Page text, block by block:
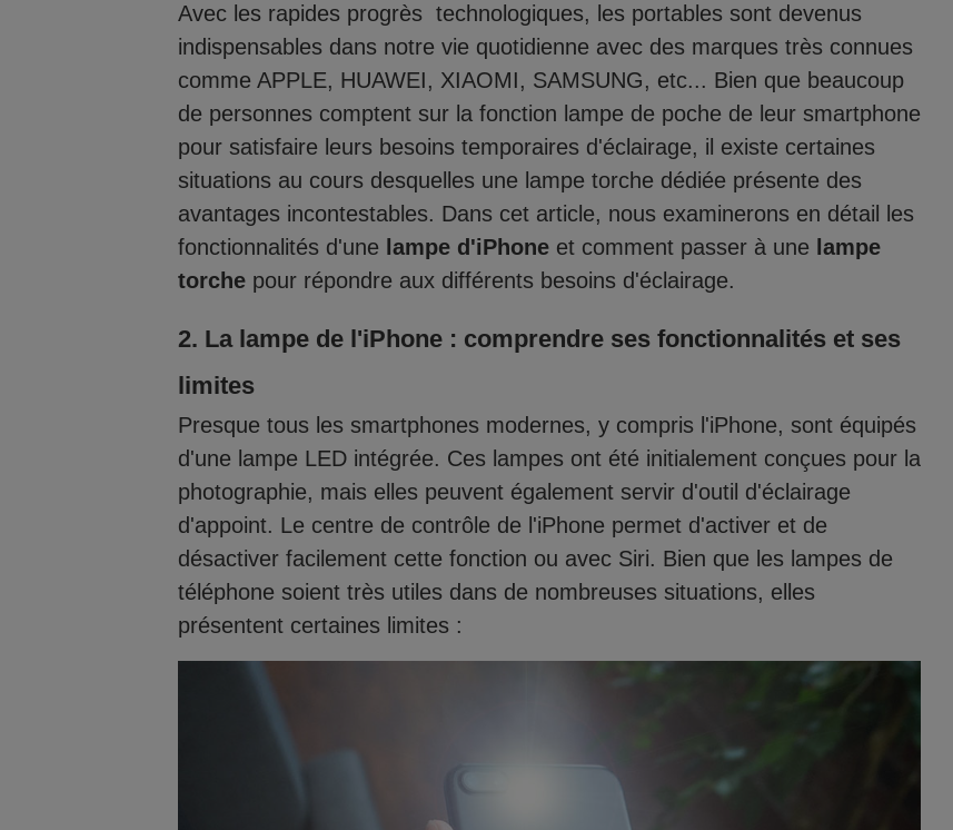
Avec les rapides progrès technologiques, les portables sont devenus
indispensables dans notre vie quotidienne avec des marques très connues
comme APPLE, HUAWEI, XIAOMI, SAMSUNG, etc... Bien que beaucoup
de personnes comptent sur la fonction lampe de poche de leur smartphone
pour satisfaire leurs besoins temporaires d'éclairage, il existe certaines
situations au cours desquelles une lampe torche dédiée présente des
avantages incontestables. Dans cet article, nous examinerons en détail les
fonctionnalités d'une lampe d'iPhone et comment passer à une lampe
torche pour répondre aux différents besoins d'éclairage.
2. La lampe de l'iPhone : comprendre ses fonctionnalités et ses
limites
Presque tous les smartphones modernes, y compris l'iPhone, sont équipés
d'une lampe LED intégrée. Ces lampes ont été initialement conçues pour la
photographie, mais elles peuvent également servir d'outil d'éclairage
d'appoint. Le centre de contrôle de l'iPhone permet d'activer et de
désactiver facilement cette fonction ou avec Siri. Bien que les lampes de
téléphone soient très utiles dans de nombreuses situations, elles
présentent certaines limites :